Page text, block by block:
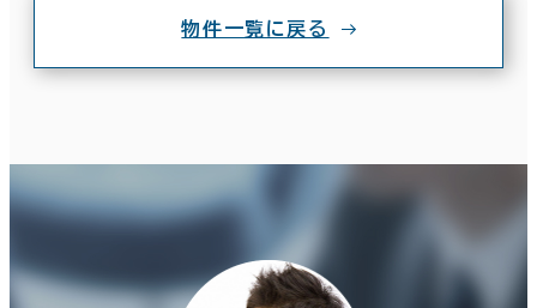
物件一覧に戻る